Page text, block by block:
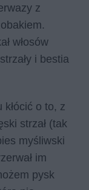
z
włosów
i bestia
o to, z
strzał (tak
myśliwski
im
pysk